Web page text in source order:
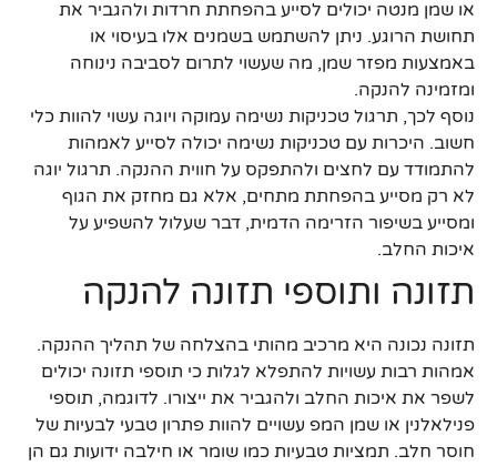
או שמן מנטה יכולים לסייע בהפחתת חרדות ולהגביר את
תחושת הרוגע. ניתן להשתמש בשמנים אלו בעיסוי או
באמצעות מפזר שמן, מה שעשוי לתרום לסביבה נינוחה
ומזמינה להנקה.
נוסף לכך, תרגול טכניקות נשימה עמוקה ויוגה עשוי להוות כלי
חשוב. היכרות עם טכניקות נשימה יכולה לסייע לאמהות
להתמודד עם לחצים ולהתפקס על חווית ההנקה. תרגול יוגה
לא רק מסייע בהפחתת מתחים, אלא גם מחזק את הגוף
ומסייע בשיפור הזרימה הדמית, דבר שעלול להשפיע על
איכות החלב.
תזונה ותוספי תזונה להנקה
תזונה נכונה היא מרכיב מהותי בהצלחה של תהליך ההנקה.
אמהות רבות עשויות להתפלא לגלות כי תוספי תזונה יכולים
לשפר את איכות החלב ולהגביר את ייצורו. לדוגמה, תוספי
פנילאלנין או שמן המפ עשויים להוות פתרון טבעי לבעיות של
חוסר חלב. תמציות טבעיות כמו שומר או חילבה ידועות גם הן